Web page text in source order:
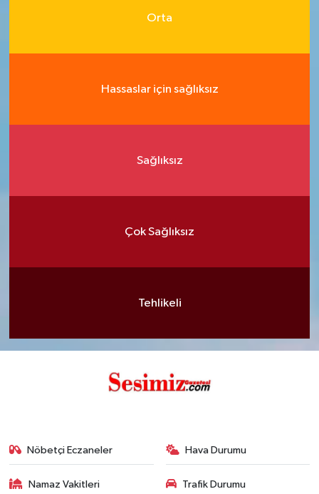
Orta
Hassaslar için sağlıksız
Sağlıksız
Çok Sağlıksız
Tehlikeli
Nöbetçi Eczaneler Hava Durumu
Namaz Vakitleri Trafik Durumu